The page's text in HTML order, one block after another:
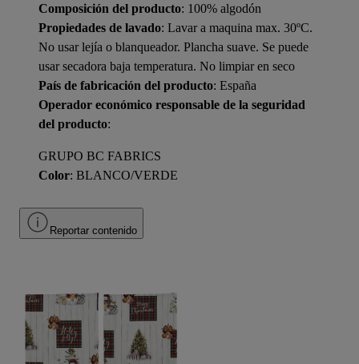
Composición del producto: 100% algodón
Propiedades de lavado: Lavar a maquina max. 30ºC.
No usar lejía o blanqueador. Plancha suave. Se puede
usar secadora baja temperatura. No limpiar en seco
País de fabricación del producto: España
Operador económico responsable de la seguridad
del producto:
GRUPO BC FABRICS
Color: BLANCO/VERDE
Reportar contenido